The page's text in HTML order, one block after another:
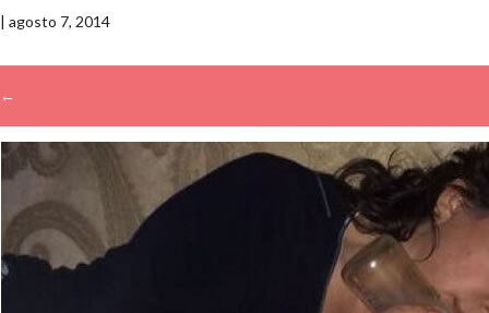
| agosto 7, 2014
←
→